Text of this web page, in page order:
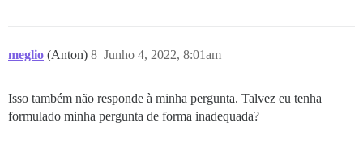
meglio (Anton) Junho 4, 2022, 8:01am
8
Isso também não responde à minha pergunta. Talvez eu tenha
formulado minha pergunta de forma inadequada?